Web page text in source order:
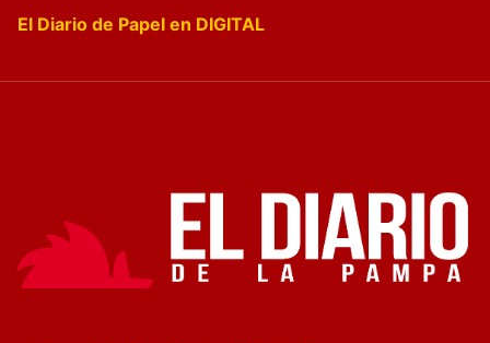
El Diario de Papel en DIGITAL